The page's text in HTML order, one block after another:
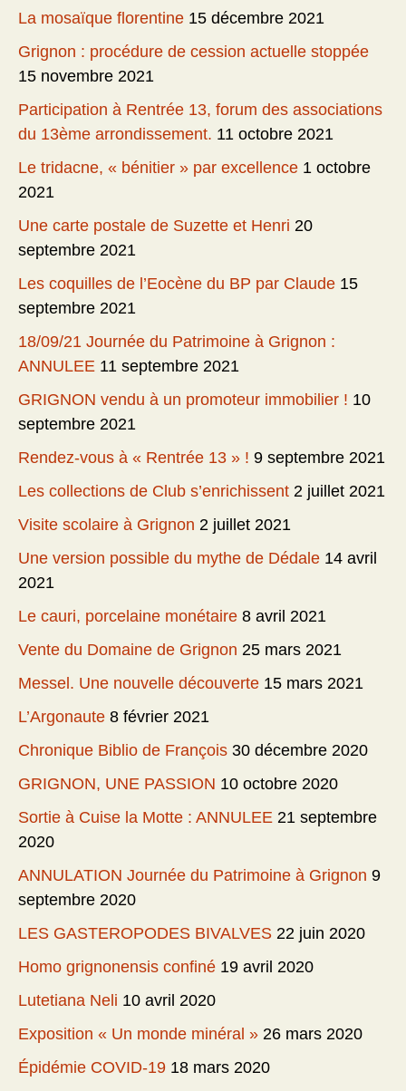
La mosaïque florentine 15 décembre 2021
Grignon : procédure de cession actuelle stoppée
15 novembre 2021
Participation à Rentrée 13, forum des associations
du 13ème arrondissement. 11 octobre 2021
Le tridacne, « bénitier » par excellence 1 octobre
2021
Une carte postale de Suzette et Henri 20
septembre 2021
Les coquilles de l’Eocène du BP par Claude 15
septembre 2021
18/09/21 Journée du Patrimoine à Grignon :
ANNULEE 11 septembre 2021
GRIGNON vendu à un promoteur immobilier ! 10
septembre 2021
Rendez-vous à « Rentrée 13 » ! 9 septembre 2021
Les collections de Club s’enrichissent 2 juillet 2021
Visite scolaire à Grignon 2 juillet 2021
Une version possible du mythe de Dédale 14 avril
2021
Le cauri, porcelaine monétaire 8 avril 2021
Vente du Domaine de Grignon 25 mars 2021
Messel. Une nouvelle découverte 15 mars 2021
L’Argonaute 8 février 2021
Chronique Biblio de François 30 décembre 2020
GRIGNON, UNE PASSION 10 octobre 2020
Sortie à Cuise la Motte : ANNULEE 21 septembre
2020
ANNULATION Journée du Patrimoine à Grignon 9
septembre 2020
LES GASTEROPODES BIVALVES 22 juin 2020
Homo grignonensis confiné 19 avril 2020
Lutetiana Neli 10 avril 2020
Exposition « Un monde minéral » 26 mars 2020
Épidémie COVID-19 18 mars 2020